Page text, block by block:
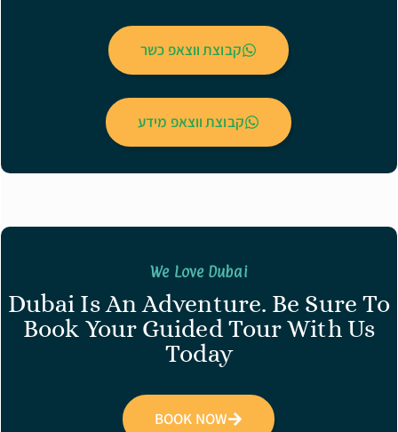
קבוצת ווצאפ כשר
קבוצת ווצאפ מידע
We Love Dubai
Dubai Is An Adventure. Be Sure To
Book Your Guided Tour With Us
Today
BOOK NOW